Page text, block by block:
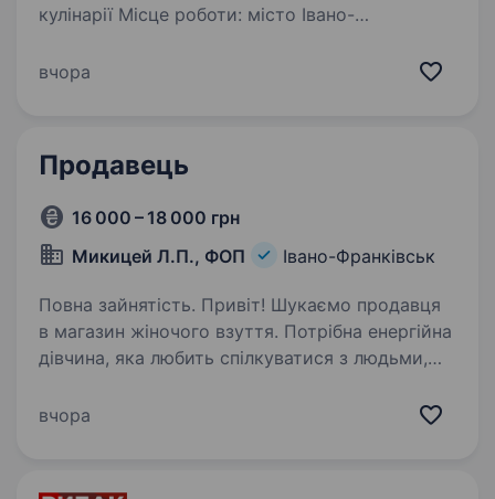
кулінарії Місце роботи: місто Івано-
ТАВРІЯ В шукає в свою команду енергійних та
вчора
Продавець
16 000 – 18 000 грн
Микицей Л.П., ФОП
Івано-Франківськ
Повна зайнятість. Привіт! Шукаємо продавця
в магазин жіночого взуття. Потрібна енергійна
дівчина, яка любить спілкуватися з людьми,
Що потрібно робити: консультувати покупців;
вчора